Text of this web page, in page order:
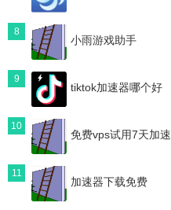
8
小雨游戏助手
9
tiktok加速器哪个好
10
免费vps试用7天加速
11
加速器下载免费